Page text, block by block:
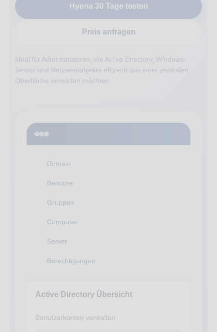
Hyena 30 Tage testen
Preis anfragen
Ideal für Administratoren, die Active Directory, Windows-
Server und Netzwerkobjekte effizient aus einer zentralen
Oberfläche verwalten möchten.
Domain
Benutzer
Gruppen
Computer
Server
Berechtigungen
Active Directory Übersicht
Benutzerkonten verwalten